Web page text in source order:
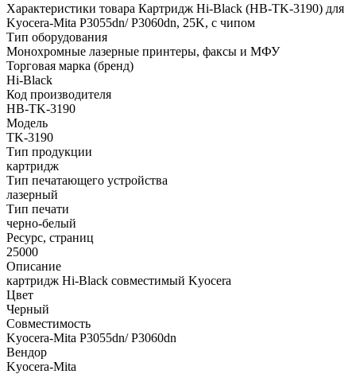
Характеристики товара Картридж Hi-Black (HB-TK-3190) для
Kyocera-Mita P3055dn/ P3060dn, 25K, с чипом
Тип оборудования
Монохромные лазерные принтеры, факсы и МФУ
Торговая марка (бренд)
Hi-Black
Код производителя
HB-TK-3190
Модель
TK-3190
Тип продукции
картридж
Тип печатающего устройства
лазерный
Тип печати
черно-белый
Ресурс, страниц
25000
Описание
картридж Hi-Black совместимый Kyocera
Цвет
Черный
Совместимость
Kyocera-Mita P3055dn/ P3060dn
Вендор
Kyocera-Mita